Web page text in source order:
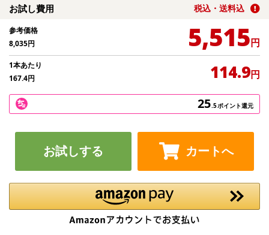
お試し費用 税込・送料込
参考価格
8,035円 5,515円
1本あたり
167.4円 114.9円
25.5ポイント還元
お試しする カートへ